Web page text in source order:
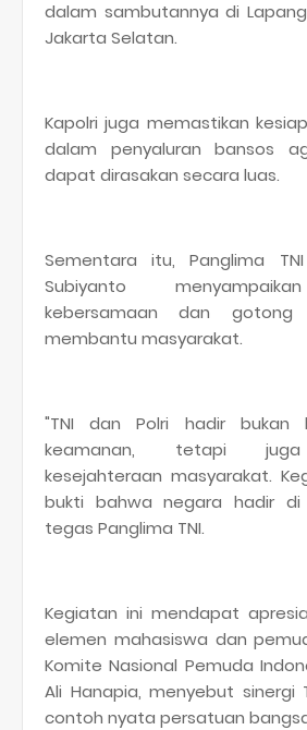
dalam sambutannya di
Jakarta Selatan.
Kapolri juga memastikan
dalam penyaluran bansos
dapat dirasakan secara luas.
Sementara itu, Panglima
Subiyanto
kebersamaan dan gotong
membantu masyarakat.
"TNI dan Polri hadir bukan
keamanan, tetapi juga
kesejahteraan masyarakat.
bukti bahwa negara hadir di
tegas Panglima TNI.
Kegiatan ini mendapat
elemen mahasiswa dan
Komite Nasional Pemuda
Ali Hanapia, menyebut sinergi
contoh nyata persatuan